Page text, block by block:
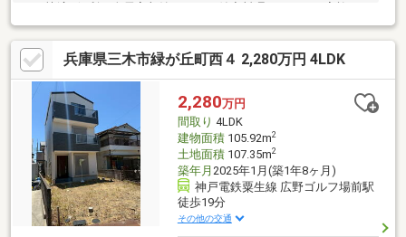
会話を楽しめる対面キッチン◆雨の日のお洗濯にも大活躍な浴室
乾燥機付◆お子様と一緒にバスタイムを楽しめる広々浴室■お子
様のお留守番にも安心なＴＶモニタ付インタホン※駐車台数は車
種によります。～ご内覧は随時可能です！お気軽にお問合せくだ
さい♪ TEL：0120-898-298 （担当：田中まで）◆物件の選び
方、ローンの注意点など、あなたの疑問にお答えします♪
兵庫県三木市緑が丘町西４ 2,280万円 4LDK
2,280万円
間取り 4LDK
建物面積105.92m2
土地面積107.35m2
築年月 2025年1月(築1年8ヶ月)
神戸電鉄粟生線 広野ゴルフ場前駅
徒歩19分
その他の交通